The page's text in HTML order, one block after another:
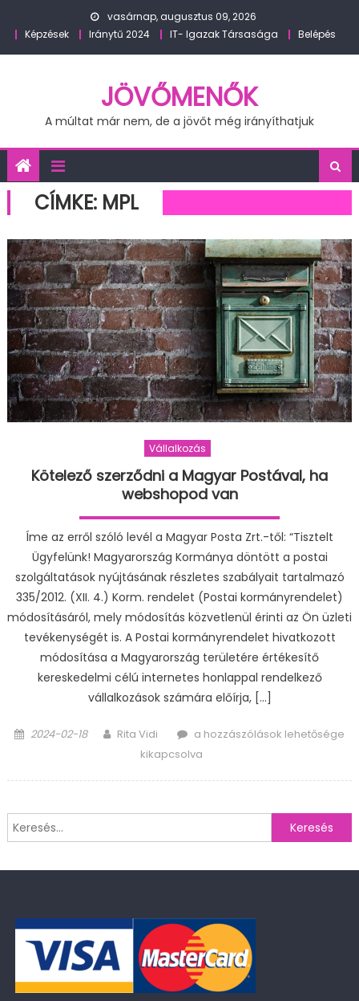
vasárnap, augusztus 09, 2026
Képzések
Iránytű 2024 IT- Igazak Társasága Belépés
JÖVŐMENŐK
A múltat már nem, de a jövőt még irányíthatjuk
CÍMKE: MPL
Vállalkozás
Kötelező szerződni a Magyar Postával, ha
webshopod van
Íme az erről szóló levél a Magyar Posta Zrt.-től: “Tisztelt
Ügyfelünk! Magyarország Kormánya döntött a postai
szolgáltatások nyújtásának részletes szabályait tartalmazó
335/2012. (XII. 4.) Korm. rendelet (Postai kormányrendelet)
módosításáról, mely módosítás közvetlenül érinti az Ön üzleti
tevékenységét is. A Postai kormányrendelet hivatkozott
módosítása a Magyarország területére értékesítő
kereskedelmi célú internetes honlappal rendelkező
vállalkozások számára előírja, […]
Posted
2024-02-18 Author
Rita Vidi
Kötelező
szerződni
webshopod
a hozzászólások lehetősége
kikapcsolva
Keresés: